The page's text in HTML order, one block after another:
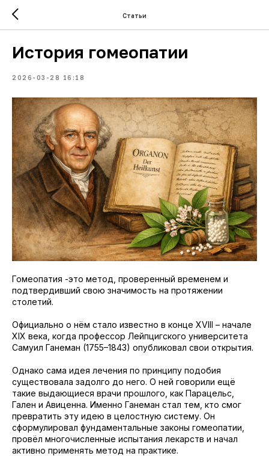
Статьи
История гомеопатии
2026-03-28 16:18
Гомеопатия -это метод, проверенный временем и
подтвердивший свою значимость на протяжении
столетий.
Официально о нём стало известно в конце XVIII – начале
XIX века, когда профессор Лейпцигского университета
Самуил Ганеман (1755–1843) опубликовал свои открытия.
Однако сама идея лечения по принципу подобия
существовала задолго до него. О ней говорили ещё
такие выдающиеся врачи прошлого, как Парацельс,
Гален и Авиценна. Именно Ганеман стал тем, кто смог
превратить эту идею в целостную систему. Он
сформулировал фундаментальные законы гомеопатии,
провёл многочисленные испытания лекарств и начал
активно применять метод на практике.